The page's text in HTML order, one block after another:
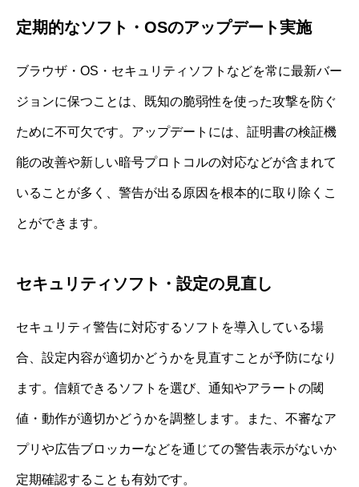
定期的なソフト・OSのアップデート実施
ブラウザ・OS・セキュリティソフトなどを常に最新バー
ジョンに保つことは、既知の脆弱性を使った攻撃を防ぐ
ために不可欠です。アップデートには、証明書の検証機
能の改善や新しい暗号プロトコルの対応などが含まれて
いることが多く、警告が出る原因を根本的に取り除くこ
とができます。
セキュリティソフト・設定の見直し
セキュリティ警告に対応するソフトを導入している場
合、設定内容が適切かどうかを見直すことが予防になり
ます。信頼できるソフトを選び、通知やアラートの閾
値・動作が適切かどうかを調整します。また、不審なア
プリや広告ブロッカーなどを通じての警告表示がないか
定期確認することも有効です。